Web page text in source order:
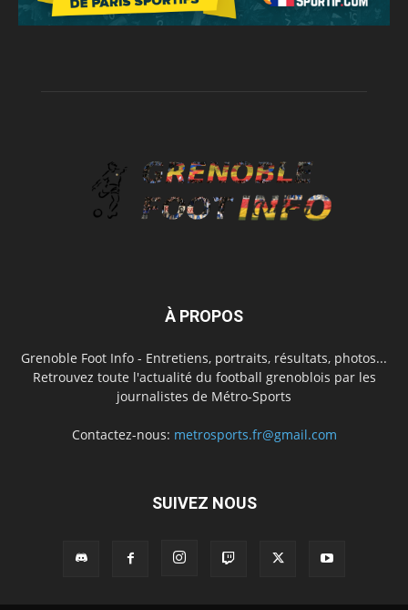
À PROPOS
Grenoble Foot Info - Entretiens, portraits, résultats, photos...
Retrouvez toute l'actualité du football grenoblois par les
journalistes de Métro-Sports
Contactez-nous: metrosports.fr@gmail.com
SUIVEZ NOUS